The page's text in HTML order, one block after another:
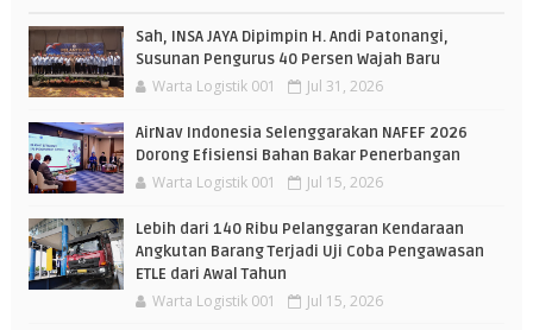
Sah, INSA JAYA Dipimpin H. Andi Patonangi,
Susunan Pengurus 40 Persen Wajah Baru
Warta Logistik 001 Jul 31, 2026
AirNav Indonesia Selenggarakan NAFEF 2026
Dorong Efisiensi Bahan Bakar Penerbangan
Warta Logistik 001 Jul 15, 2026
Lebih dari 140 Ribu Pelanggaran Kendaraan
Angkutan Barang Terjadi Uji Coba Pengawasan
ETLE dari Awal Tahun
Warta Logistik 001 Jul 15, 2026